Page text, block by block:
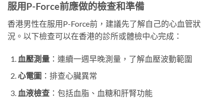
服用P-Force前應做的檢查和準備
香港男性在服用P-Force前，建議先了解自己的心血管狀
況。以下檢查可以在香港的診所或體檢中心完成：
血壓測量：連續一週早晚測量，了解血壓波動範圍
心電圖 ：排查心臟異常
血液檢查：包括血脂、血糖和肝腎功能